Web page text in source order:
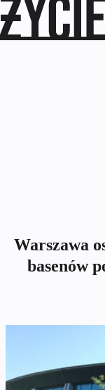
Warszawa
basenów